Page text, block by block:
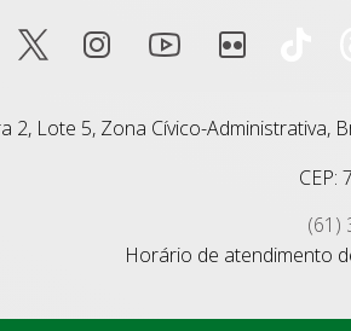
2, Lote 5, Zona Cívico-Administrativa,
CEP:
(61)
Horário de atendimento